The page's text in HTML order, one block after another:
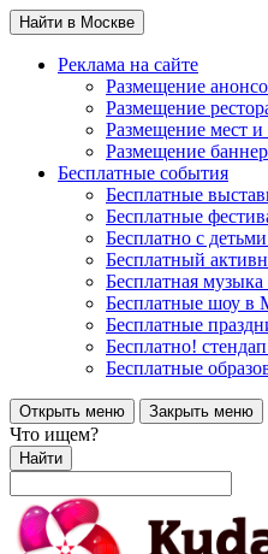
Найти в Москве
Реклама на сайте
Размещение
Размещение
Размещение мест
Размещение
Бесплатные события
Бесплатные
Бесплатные
Бесплатно с
Бесплатный
Бесплатная
Бесплатные шоу в
Бесплатные
Бесплатно!
Бесплатные
Открыть меню Закрыть меню
Что ищем?
Найти